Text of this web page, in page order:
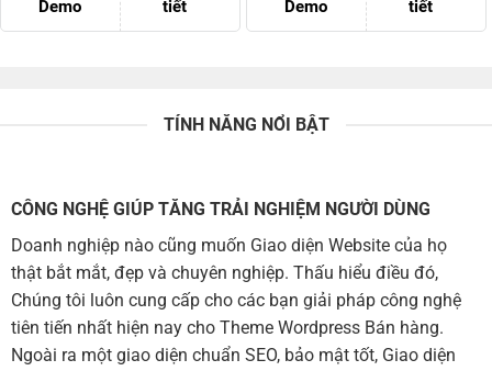
Demo
tiết
Demo
tiết
TÍNH NĂNG NỔI BẬT
CÔNG NGHỆ GIÚP TĂNG TRẢI NGHIỆM NGƯỜI DÙNG
Doanh nghiệp nào cũng muốn Giao diện Website của họ
thật bắt mắt, đẹp và chuyên nghiệp. Thấu hiểu điều đó,
Chúng tôi luôn cung cấp cho các bạn giải pháp công nghệ
tiên tiến nhất hiện nay cho Theme Wordpress Bán hàng.
Ngoài ra một giao diện chuẩn SEO, bảo mật tốt, Giao diện